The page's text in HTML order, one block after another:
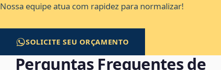
Nossa equipe atua com rapidez para normalizar!
SOLICITE SEU ORÇAMENTO
Perguntas Frequentes de